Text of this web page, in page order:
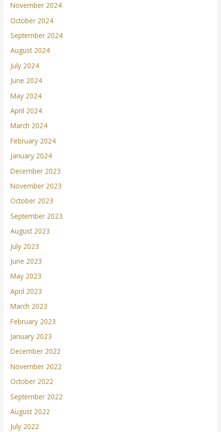
November 2024
October 2024
September 2024
August 2024
July 2024
June 2024
May 2024
April 2024
March 2024
February 2024
January 2024
December 2023
November 2023
October 2023
September 2023
August 2023
July 2023
June 2023
May 2023
April 2023
March 2023
February 2023
January 2023
December 2022
November 2022
October 2022
September 2022
August 2022
July 2022